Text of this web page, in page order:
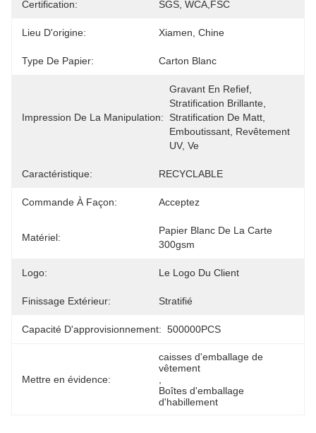
Certification: SGS, WCA,FSC
Lieu D'origine: Xiamen, Chine
Type De Papier: Carton Blanc
Impression De La Manipulation:
Gravant En Refief,
Stratification Brillante,
Stratification De Matt,
Emboutissant, Revêtement
UV, Ve
Caractéristique: RECYCLABLE
Commande À Façon: Acceptez
Matériel:
Papier Blanc De La Carte
300gsm
Logo: Le Logo Du Client
Finissage Extérieur: Stratifié
Capacité D'approvisionnement: 500000PCS
Mettre en évidence:
caisses d'emballage de
vêtement
Boîtes d'emballage
d'habillement